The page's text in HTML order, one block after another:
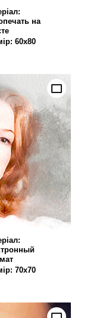
на
60х80
70х70